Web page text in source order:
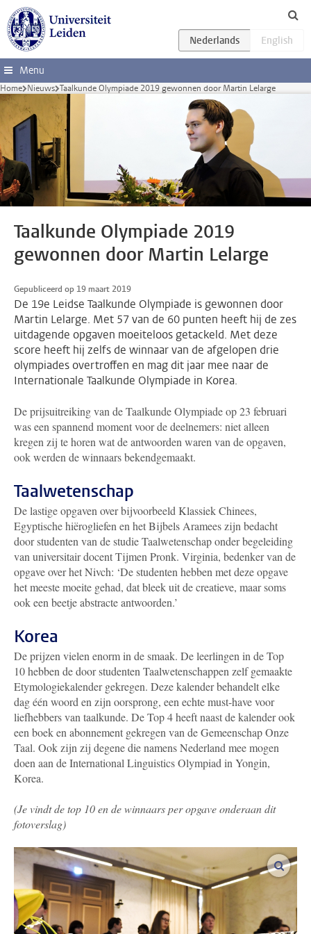
Ga direct naar de inhoud
Menu
Home Nieuws Taalkunde Olympiade 2019 gewonnen door Martin Lelarge
Taalkunde Olympiade 2019
gewonnen door Martin Lelarge
Gepubliceerd op 19 maart 2019
De 19e Leidse Taalkunde Olympiade is gewonnen door
Martin Lelarge. Met 57 van de 60 punten heeft hij de zes
uitdagende opgaven moeiteloos getackeld. Met deze
score heeft hij zelfs de winnaar van de afgelopen drie
olympiades overtroffen en mag dit jaar mee naar de
Internationale Taalkunde Olympiade in Korea.
De prijsuitreiking van de Taalkunde Olympiade op 23 februari
was een spannend moment voor de deelnemers: niet alleen
kregen zij te horen wat de antwoorden waren van de opgaven,
ook werden de winnaars bekendgemaakt.
Taalwetenschap
De lastige opgaven over bijvoorbeeld Klassiek Chinees,
Egyptische hiërogliefen en het Bijbels Aramees zijn bedacht
door studenten van de studie Taalwetenschap onder begeleiding
van universitair docent Tijmen Pronk. Virginia, bedenker van de
opgave over het Nivch: ‘De studenten hebben met deze opgave
het meeste moeite gehad, dat bleek uit de creatieve, maar soms
ook een beetje abstracte antwoorden.’
Korea
De prijzen vielen enorm in de smaak. De leerlingen in de Top
10 hebben de door studenten Taalwetenschappen zelf gemaakte
Etymologiekalender gekregen. Deze kalender behandelt elke
dag één woord en zijn oorsprong, een echte must-have voor
liefhebbers van taalkunde. De Top 4 heeft naast de kalender ook
een boek en abonnement gekregen van de Gemeenschap Onze
Taal. Ook zijn zij degene die namens Nederland mee mogen
doen aan de International Linguistics Olympiad in Yongin,
Korea.
(Je vindt de top 10 en de winnaars per opgave onderaan dit
fotoverslag)